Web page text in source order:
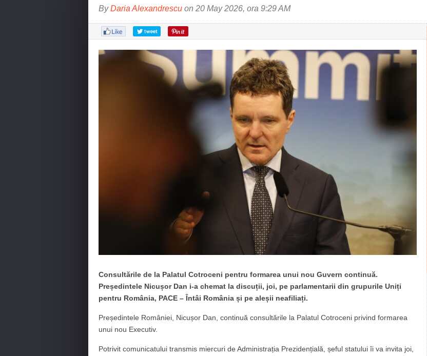
ORAVIȚA
OȚELU ROŞU
ByDaria Alexandrescu on 20 May 2026, ora 9:29 AM
Consultările de la Palatul Cotroceni pentru formarea unui nou Guvern continuă.
Președintele Nicușor Dan i-a chemat la discuții, joi, pe parlamentarii din grupurile Uniți
pentru România, PACE – Întâi România și pe aleșii neafiliați.
Președintele României, Nicușor Dan, continuă consultările la Palatul Cotroceni privind formarea
unui nou Executiv.
Potrivit comunicatului transmis miercuri de Administrația Prezidențială, șeful statului îi va invita joi,